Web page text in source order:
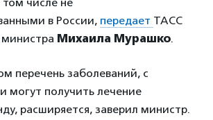
в России, передает ТАСС
Михаила Мурашко.
перечень заболеваний, с
могут получить лечение
расширяется, заверил министр.